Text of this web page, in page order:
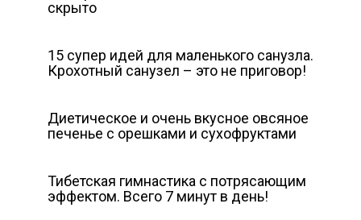
скрыто
15 супер идей для маленького санузла.
Крохотный санузел – это не приговор!
Диетическое и очень вкусное овсяное
печенье с орешками и сухофруктами
Тибетская гимнастика с потрясающим
эффектом. Всего 7 минут в день!